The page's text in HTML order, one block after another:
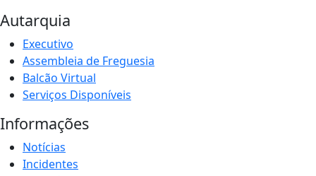
Autarquia
Executivo
Assembleia de Freguesia
Balcão Virtual
Serviços Disponíveis
Informações
Notícias
Incidentes